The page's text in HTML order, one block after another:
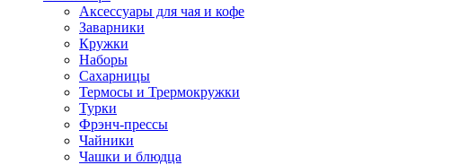
Аксессуары для чая и кофе
Заварники
Кружки
Наборы
Сахарницы
Термосы и Трермокружки
Турки
Фрэнч-прессы
Чайники
Чашки и блюдца